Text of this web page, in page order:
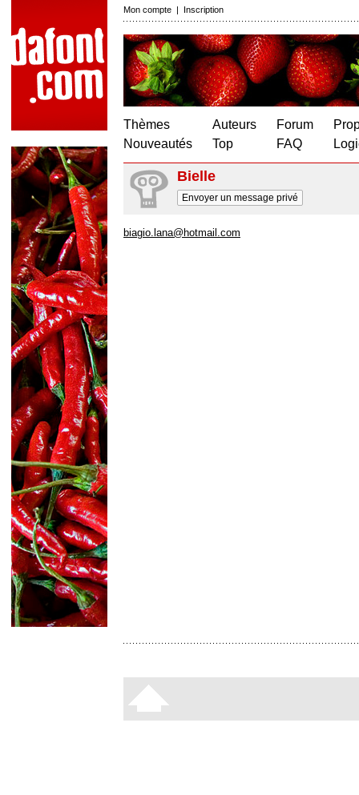
Mon compte | Inscription
Thèmes
Nouveautés
Auteurs
Top
Forum
FAQ
Bielle
Envoyer un message privé
biagio.lana@hotmail.com